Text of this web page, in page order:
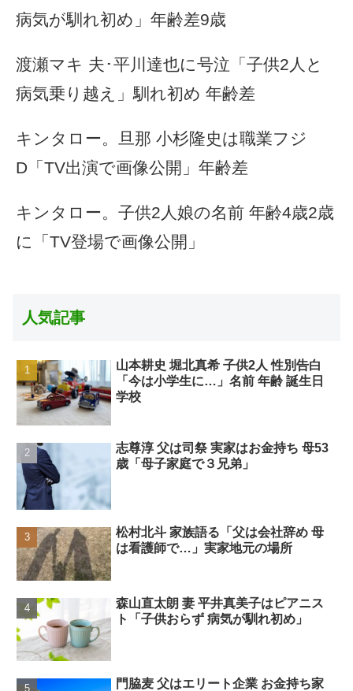
病気が馴れ初め」年齢差9歳
渡瀬マキ 夫･平川達也に号泣「子供2人と
病気乗り越え」馴れ初め 年齢差
キンタロー。旦那 小杉隆史は職業フジ
D「TV出演で画像公開」年齢差
キンタロー。子供2人娘の名前 年齢4歳2歳
に「TV登場で画像公開」
人気記事
山本耕史 堀北真希 子供2人 性別告白
「今は小学生に…」名前 年齢 誕生日
学校
志尊淳 父は司祭 実家はお金持ち 母53
歳「母子家庭で３兄弟」
松村北斗 家族語る「父は会社辞め 母
は看護師で…」実家地元の場所
森山直太朗 妻 平井真美子はピアニス
ト「子供おらず 病気が馴れ初め」
門脇麦 父はエリート企業 お金持ち家